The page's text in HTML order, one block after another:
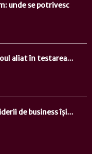
unde se potrivesc
aliat în testarea...
de business își...